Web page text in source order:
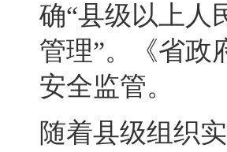
确“县级以上人
管理”。
《省
安全监管。
随着县级组织